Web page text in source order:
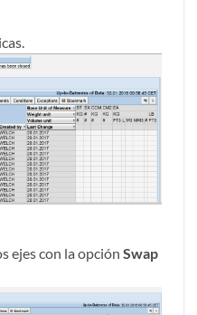
ejes con la opción Swap